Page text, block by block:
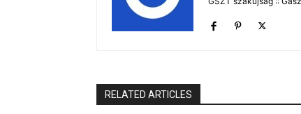
RELATED ARTICLES